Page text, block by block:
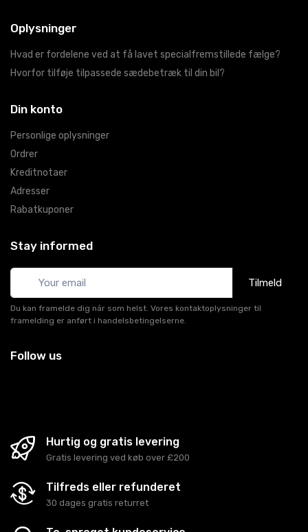
Oplysninger
Hvad er fordelene ved at få lavet specialfremstillede fælge?
Hvorfor tilføje tilpassede sædebetræk til din bil?
Din konto
Personlige oplysninger
Ordrer
Kreditnotaer
Adresser
Rabatkuponer
Stay informed
Tilmeld
Du kan framelde dig når som helst. Vores kontaktoplysninger til
framelding er anført i handelsbetingelserne.
Follow us
Hurtig og gratis levering
Gratis levering ved køb over £200
Tilfreds eller refunderet
30 dages gratis returret